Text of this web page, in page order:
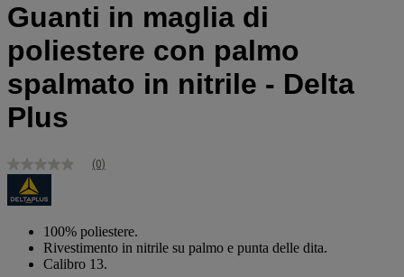
Guanti in maglia di
poliestere con palmo
spalmato in nitrile - Delta
Plus
Nessuna
valutazione
Stesso
pagina.
(0)
100% poliestere.
Rivestimento in nitrile su palmo e punta delle dita.
Calibro 13.